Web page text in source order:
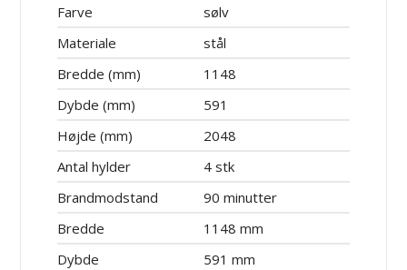
Farve
sølv
Materiale
stål
Bredde (mm)
1148
Dybde (mm)
591
Højde (mm)
2048
Antal hylder
4 stk
Brandmodstand
90 minutter
Bredde
1148 mm
Dybde
591 mm